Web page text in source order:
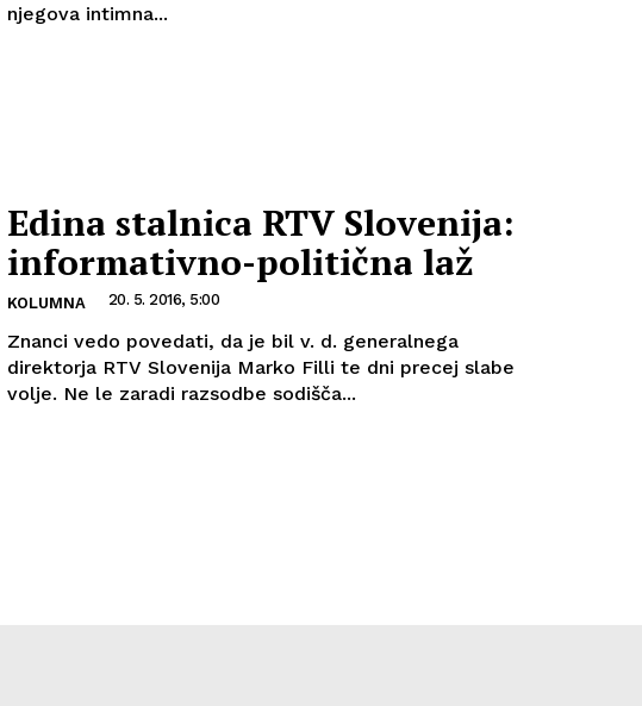
njegova intimna...
Edina stalnica RTV Slovenija:
informativno-politična laž
KOLUMNA 20. 5. 2016, 5:00
Znanci vedo povedati, da je bil v. d. generalnega
direktorja RTV Slovenija Marko Filli te dni precej slabe
volje. Ne le zaradi razsodbe sodišča...